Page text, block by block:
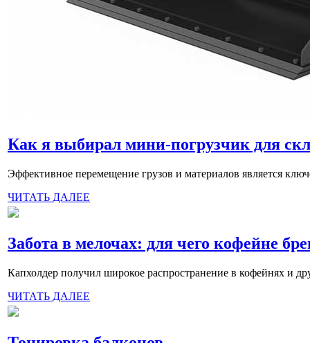
Как я выбирал мини-погрузчик для
Эффективное перемещение грузов и материалов является
ЧИТАТЬ ДАЛЕЕ
Забота в мелочах: для чего кофейне
Капхолдер получил широкое распространение в кофейнях и
ЧИТАТЬ ДАЛЕЕ